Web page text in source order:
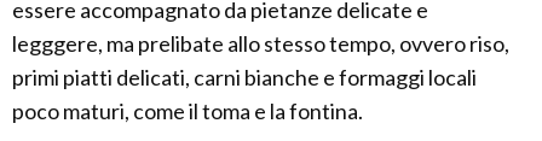
essere accompagnato da pietanze delicate e
legggere, ma prelibate allo stesso tempo, ovvero riso,
primi piatti delicati, carni bianche e formaggi locali
poco maturi, come il toma e la fontina.